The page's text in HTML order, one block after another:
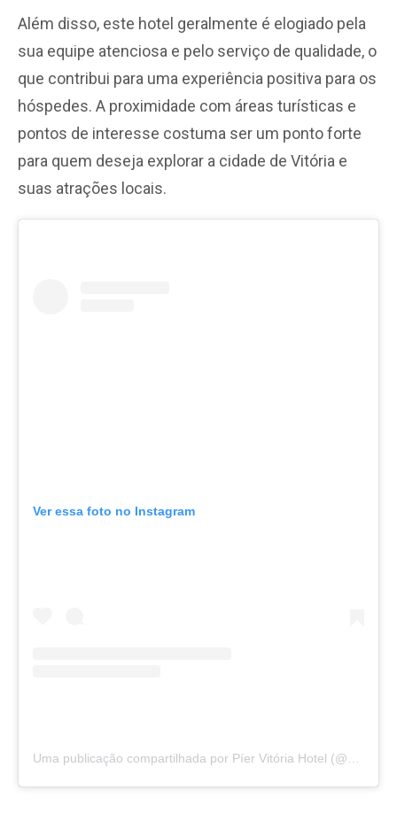
Além disso, este hotel geralmente é elogiado pela
sua equipe atenciosa e pelo serviço de qualidade, o
que contribui para uma experiência positiva para os
hóspedes. A proximidade com áreas turísticas e
pontos de interesse costuma ser um ponto forte
para quem deseja explorar a cidade de Vitória e
suas atrações locais.
Ver essa foto no Instagram